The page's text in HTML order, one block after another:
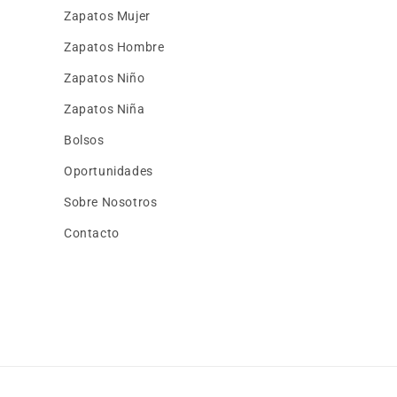
Zapatos Mujer
Zapatos Hombre
Zapatos Niño
Zapatos Niña
Bolsos
Oportunidades
Sobre Nosotros
Contacto